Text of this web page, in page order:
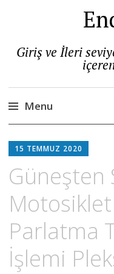
Giriş ve İleri
Menu
to
15 TEMMUZ 2020
Güneşten
Parlatma
İşlemi